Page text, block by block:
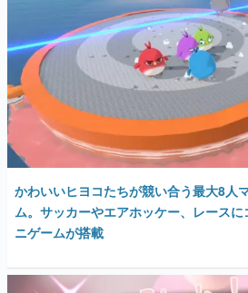
かわいいヒヨコたちが競い合う最大8人
ム。サッカーやエアホッケー、レース
ニゲームが搭載